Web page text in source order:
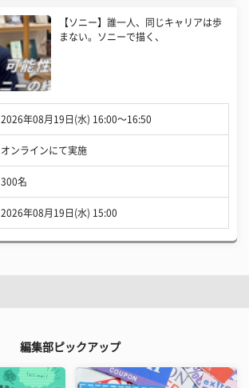
【ソニー】誰一人、同じキャリアは歩
まない。ソニーで描く、
2026年08月19日(水) 16:00〜16:50
オンラインにて実施
300名
2026年08月19日(水) 15:00
編集部ピックアップ